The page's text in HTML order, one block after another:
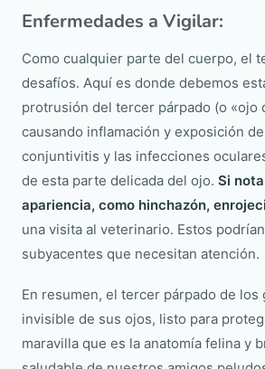
Enfermedades a Vigilar:
Como cualquier parte del cuerpo, el
desafíos. Aquí es donde debemos
protrusión del tercer párpado (o «ojo
causando inflamación y exposición
conjuntivitis y las infecciones
de esta parte delicada del ojo. Si
apariencia, como hinchazón,
una visita al veterinario. Estos
subyacentes que necesitan atención.
En resumen, el tercer párpado de
invisible de sus ojos, listo para
maravilla que es la anatomía felina y